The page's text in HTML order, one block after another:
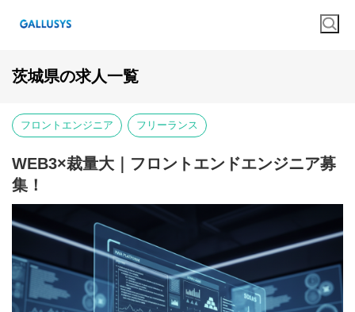
茨城県の求人一覧
フロントエンジニア フリーランス
WEB3×裁量大｜フロントエンドエンジニア募
集！